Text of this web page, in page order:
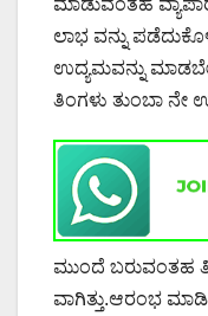
ಲಾಭ ವನ್ನು
ಉದ್ಯಮವನ್ನು
ತಿಂಗಳು ತುಂಬಾ ನೇ
ಮುಂದೆ ಬರುವಂತಹ
ವಾಗಿತ್ತು.ಆರಂಭ